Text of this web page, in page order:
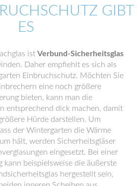
GIBT
ES
ist Verbund-Sicherheitsglas
Daher empfiehlt es sich als
Einbruchschutz. Möchten Sie
eine noch größere
bieten, kann man die
entsprechend dick machen, damit
Hürde darstellen. Um
der Wintergarten die Wärme
hält, werden Sicherheitsgläser
eingesetzt. Bei einer
kann beispielsweise die äußerste
hergestellt sein,